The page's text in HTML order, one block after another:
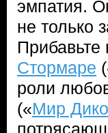
эмпатия.
не только
Стормаре
роли
(«Мир